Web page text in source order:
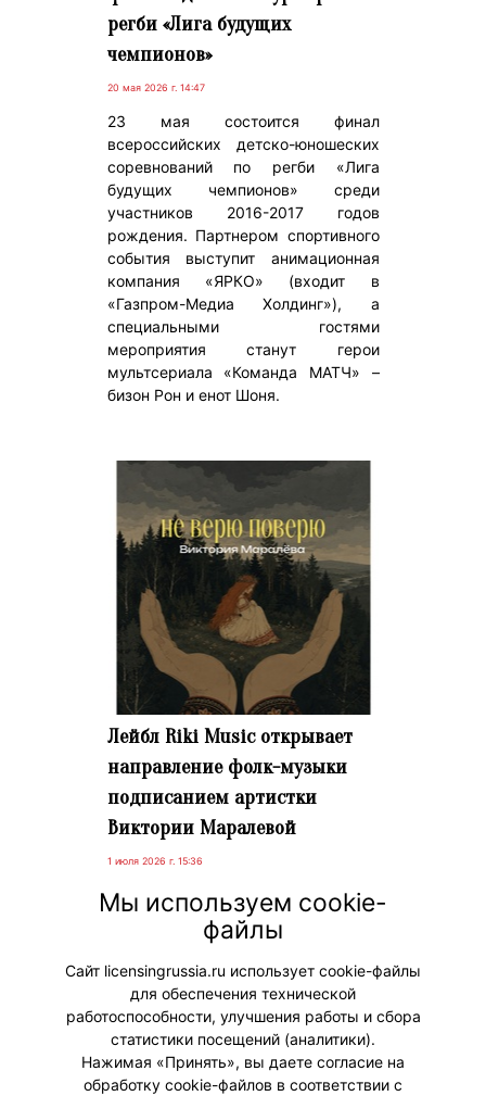
регби «Лига будущих
чемпионов»
20 мая 2026 г. 14:47
23 мая состоится финал
всероссийских детско-юношеских
соревнований по регби «Лига
будущих чемпионов» среди
участников 2016-2017 годов
рождения. Партнером спортивного
события выступит анимационная
компания «ЯРКО» (входит в
«Газпром-Медиа Холдинг»), а
специальными гостями
мероприятия станут герои
мультсериала «Команда МАТЧ» –
бизон Рон и енот Шоня.
Лейбл Riki Music открывает
направление фолк-музыки
подписанием артистки
Виктории Маралевой
1 июля 2026 г. 15:36
26 июня на лейбле Riki Music вышел
дебютный сингл «не верю поверю»
Виктории Маралевой – нового
артиста лейбла в жанре фолк.
#ПродвижениеБренда
Мы используем cookie-
файлы
Сайт licensingrussia.ru использует cookie-файлы
для обеспечения технической
работоспособности, улучшения работы и сбора
статистики посещений (аналитики).
Нажимая «Принять», вы даете согласие на
обработку cookie-файлов в соответствии с